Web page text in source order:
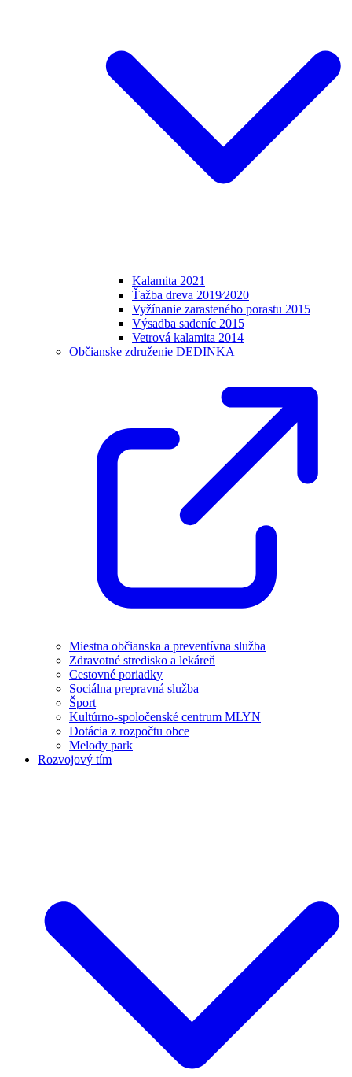
Kalamita 2021
Ťažba dreva 2019⁄2020
Vyžínanie zarasteného porastu 2015
Výsadba sadeníc 2015
Vetrová kalamita 2014
Občianske združenie DEDINKA
Miestna občianska a preventívna služba
Zdravotné stredisko a lekáreň
Cestovné poriadky
Sociálna prepravná služba
Šport
Kultúrno-spoločenské centrum MLYN
Dotácia z rozpočtu obce
Melody park
Rozvojový tím